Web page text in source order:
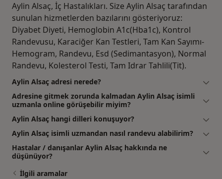
Aylin Alsaç, İç Hastalıkları. Size Aylin Alsaç tarafından
sunulan hizmetlerden bazılarını gösteriyoruz:
Diyabet Diyeti, Hemoglobin A1c(Hba1c), Kontrol
Randevusu, Karaciğer Kan Testleri, Tam Kan Sayımı-
Hemogram, Randevu, Esd (Sedimantasyon), Normal
Randevu, Kolesterol Testi, Tam Idrar Tahlili(Tit).
Aylin Alsaç adresi nerede?
Adresine gitmek zorunda kalmadan Aylin Alsaç isimli
uzmanla online görüşebilir miyim?
Aylin Alsaç hangi dilleri konuşuyor?
Aylin Alsaç isimli uzmandan nasıl randevu alabilirim?
Hastalar / danışanlar Aylin Alsaç hakkında ne
düşünüyor?
İlgili aramalar